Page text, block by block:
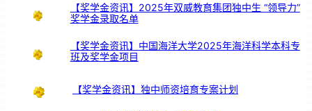
【奖学金资讯】2025年双威教育集团独中生 “领导力”
奖学金录取名单
【奖学金资讯】中国海洋大学2025年海洋科学本科专
班及奖学金项目
【奖学金资讯】独中师资培育专案计划